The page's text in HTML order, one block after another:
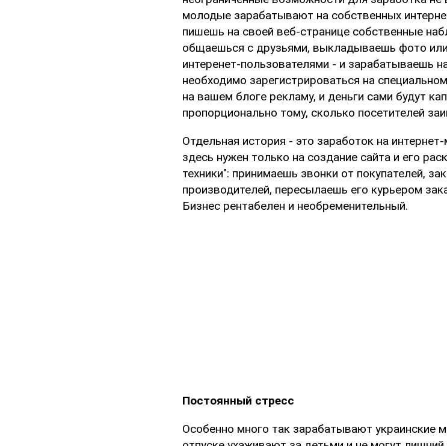
молодые зарабатывают на собственных
пишешь на своей веб-странице собственные
общаешься с друзьями, выкладываешь фото
интеренет-пользователями - и зарабатываешь
необходимо зарегистрироваться на
на вашем блоге рекламу, и деньги сами будут
пропорционально тому, сколько посетителей
Отдельная история - это заработок на
здесь нужен только на создание сайта и его
техники": принимаешь звонки от покупателей,
производителей, пересылаешь его курьером
Бизнес рентабелен и необременительный.
Постоянный стресс
Особенно много так зарабатывают украинские